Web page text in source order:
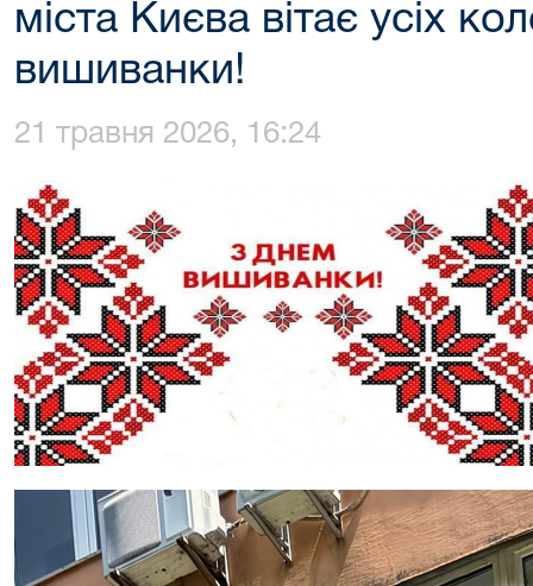
міста Києва вітає усіх
вишиванки!
21 травня 2026, 16:24